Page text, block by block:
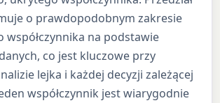
o prawdopodobnym zakresie
współczynnika na podstawie
co jest kluczowe przy
lejka i każdej decyzji zależącej
współczynnik jest wiarygodnie